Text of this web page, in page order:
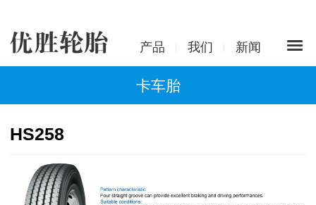
产品 我们 新闻
卡车胎
HS258